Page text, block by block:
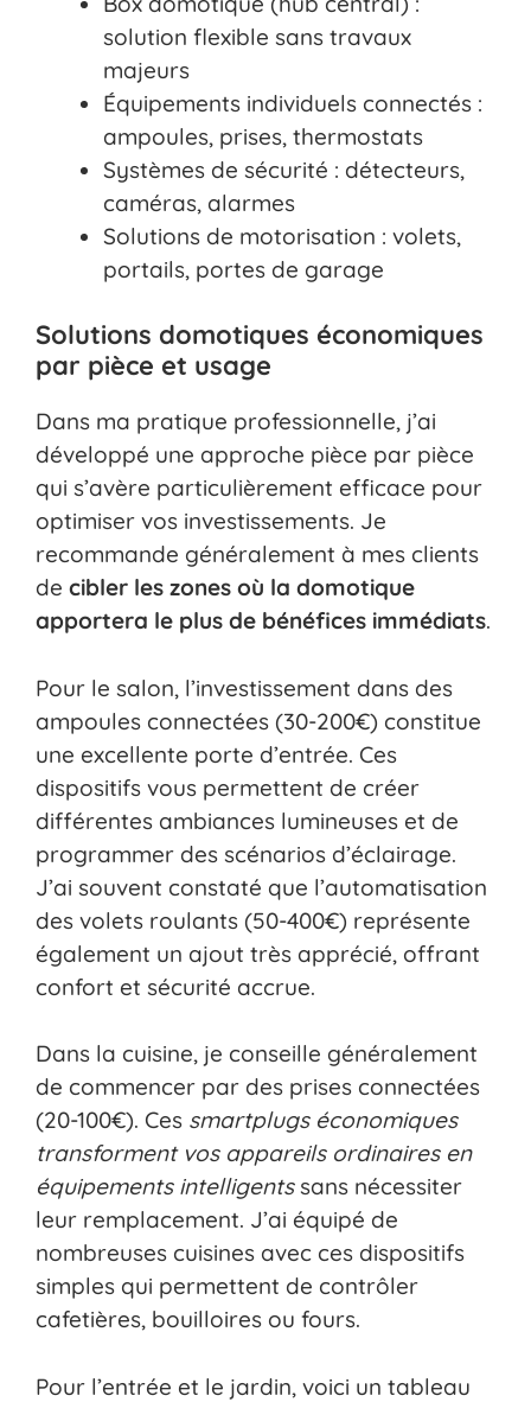
solution flexible sans travaux
majeurs
Équipements individuels connectés :
ampoules, prises, thermostats
Systèmes de sécurité : détecteurs,
caméras, alarmes
Solutions de motorisation : volets,
portails, portes de garage
Solutions domotiques économiques
par pièce et usage
Dans ma pratique professionnelle, j’ai
développé une approche pièce par pièce
qui s’avère particulièrement efficace pour
optimiser vos investissements. Je
recommande généralement à mes clients
de cibler les zones où la domotique
apportera le plus de bénéfices immédiats.
Pour le salon, l’investissement dans des
ampoules connectées (30-200€) constitue
une excellente porte d’entrée. Ces
dispositifs vous permettent de créer
différentes ambiances lumineuses et de
programmer des scénarios d’éclairage.
J’ai souvent constaté que l’automatisation
des volets roulants (50-400€) représente
également un ajout très apprécié, offrant
confort et sécurité accrue.
Dans la cuisine, je conseille généralement
de commencer par des prises connectées
(20-100€). Ces smartplugs économiques
transforment vos appareils ordinaires en
équipements intelligentssans nécessiter
leur remplacement. J’ai équipé de
nombreuses cuisines avec ces dispositifs
simples qui permettent de contrôler
cafetières, bouilloires ou fours.
Pour l’entrée et le jardin, voici un tableau